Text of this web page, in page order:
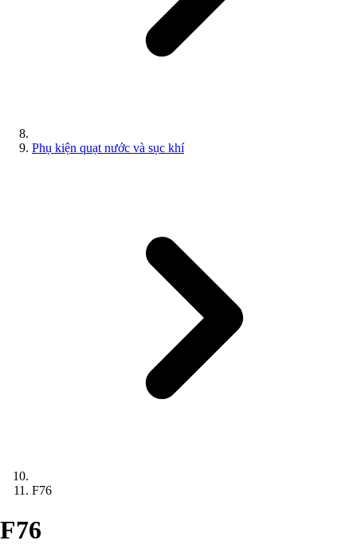
Phụ kiện quạt nước và sục khí
F76
F76